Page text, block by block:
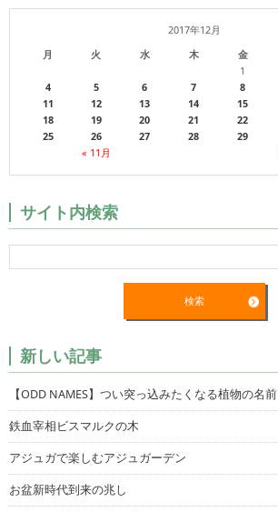
2017年12月
月
火 水 木 金
« 11月
1
4
5 6 7 8
11
12 13 14 15
18
19 20 21 22
25
26 27 28 29
サイト内検索
新しい記事
【ODD NAMES】つい突っ込みたくなる植物の名前
鉄血宰相ビスマルクの木
アジュガで楽しむアジュガーデン
お盆新時代到来の兆し